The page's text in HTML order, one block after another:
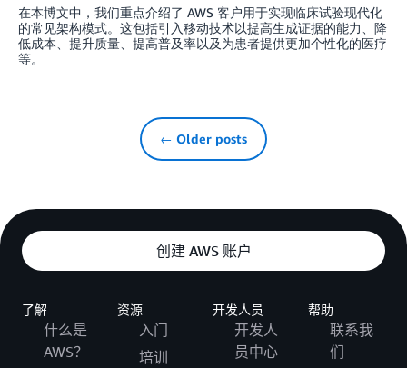
在本博文中，我们重点介绍了 AWS 客户用于实现临床试验现代化
的常见架构模式。这包括引入移动技术以提高生成证据的能力、降
低成本、提升质量、提高普及率以及为患者提供更加个性化的医疗
等。
← Older posts
创建 AWS 账户
了解
什么是
AWS？
资源
入门
培训
开发人员
开发人
员中心
帮助
联系我
们